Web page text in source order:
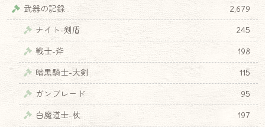
武器の記録
2,679
ナイト-剣盾
245
戦士-斧
198
暗黒騎士-大剣
115
ガンブレード
95
白魔道士-杖
197